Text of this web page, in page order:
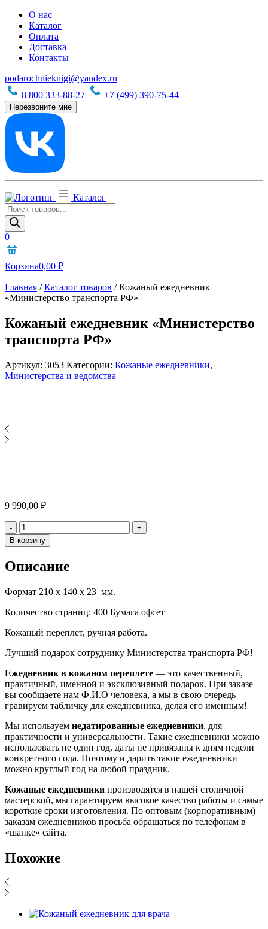
О нас
Каталог
Оплата
Доставка
Контакты
podarochnieknigi@yandex.ru
8 800 333-88-27
+7 (499) 390-75-44
Перезвоните мне
Каталог
Поиск
товаров
0
Корзина0,00 ₽
Главная /Каталог товаров /Кожаный ежедневник
«Министерство транспорта РФ»
Кожаный ежедневник «Министерство
транспорта РФ»
Артикул: 3053 Категории: Кожаные ежедневники,
Министерства и ведомства
9 990,00 ₽
- Количество
+
В корзину
Описание
Формат 210 х 140 х 23 мм.
Количество страниц: 400 Бумага офсет
Кожаный переплет, ручная работа.
Лучший подарок сотруднику Министерства транспорта РФ!
Ежедневник в кожаном переплете — это качественный,
практичный, именной и эксклюзивный подарок. При заказе
вы сообщаете нам Ф.И.О человека, а мы в свою очередь
гравируем табличку для ежедневника, делая его именным!
Мы используем недатированные ежедневники, для
практичности и универсальности. Такие ежедневники можно
использовать не один год, даты не привязаны к дням недели
конкретного года. Поэтому и дарить такие ежедневники
можно круглый год на любой праздник.
Кожаные ежедневники производятся в нашей столичной
мастерской, мы гарантируем высокое качество работы и самые
короткие сроки изготовления. По оптовым (корпоративным)
заказам ежедневников просьба обращаться по телефонам в
«шапке» сайта.
Похожие